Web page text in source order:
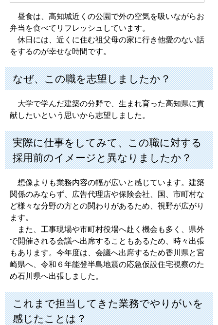
昼食は、高知城近くの公園で外の空気を吸いながらお
弁当を食べてリフレッシュしています。
休日には、近くに住む祖父母の家に行き他愛のない話
をするのが幸せな時間です。
なぜ、この職を志望しましたか？
大学で学んだ建築の分野で、生まれ育った高知県に貢
献したいという思いから志望しました。
実際に仕事をしてみて、この職に対する
採用前のイメージと異なりましたか？
想像よりも業務内容の幅が広いと感じています。建築
関係のみならず、広告代理店や保険会社、国、市町村な
ど様々な分野の方との関わりがあるため、視野が広がり
ます。
また、工事現場や市町村役場へ赴く機会も多く、県外
で開催される会議へ出席することもあるため、時々出張
もあります。今年度は、会議へ出席するため香川県と宮
崎県へ、令和６年能登半島地震の応急仮設住宅視察のた
め石川県へ出張しました。
これまで担当してきた業務でやりがいを
感じたことは？